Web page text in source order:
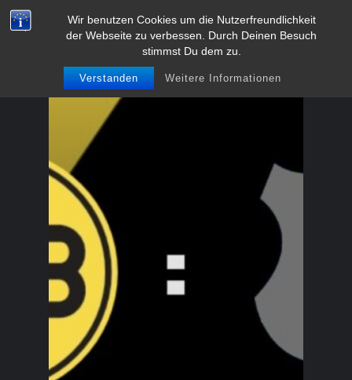
Wir benutzen Cookies um die Nutzerfreundlichkeit
der Webseite zu verbessen. Durch Deinen Besuch
stimmst Du dem zu.
Verstanden Weitere Informationen
Zum
BVB-Fanclub Meschede 1991
e.V.